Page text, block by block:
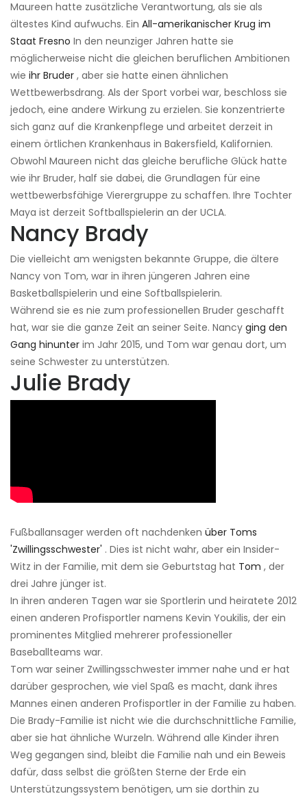
Maureen hatte zusätzliche Verantwortung, als sie als
ältestes Kind aufwuchs. Ein All-amerikanischer Krug im
Staat Fresno In den neunziger Jahren hatte sie
möglicherweise nicht die gleichen beruflichen Ambitionen
wie ihr Bruder , aber sie hatte einen ähnlichen
Wettbewerbsdrang. Als der Sport vorbei war, beschloss sie
jedoch, eine andere Wirkung zu erzielen. Sie konzentrierte
sich ganz auf die Krankenpflege und arbeitet derzeit in
einem örtlichen Krankenhaus in Bakersfield, Kalifornien.
Obwohl Maureen nicht das gleiche berufliche Glück hatte
wie ihr Bruder, half sie dabei, die Grundlagen für eine
wettbewerbsfähige Vierergruppe zu schaffen. Ihre Tochter
Maya ist derzeit Softballspielerin an der UCLA.
Nancy Brady
Die vielleicht am wenigsten bekannte Gruppe, die ältere
Nancy von Tom, war in ihren jüngeren Jahren eine
Basketballspielerin und eine Softballspielerin.
Während sie es nie zum professionellen Bruder geschafft
hat, war sie die ganze Zeit an seiner Seite. Nancy ging den
Gang hinunter im Jahr 2015, und Tom war genau dort, um
seine Schwester zu unterstützen.
Julie Brady
Fußballansager werden oft nachdenken über Toms
'Zwillingsschwester' . Dies ist nicht wahr, aber ein Insider-
Witz in der Familie, mit dem sie Geburtstag hat Tom , der
drei Jahre jünger ist.
In ihren anderen Tagen war sie Sportlerin und heiratete 2012
einen anderen Profisportler namens Kevin Youkilis, der ein
prominentes Mitglied mehrerer professioneller
Baseballteams war.
Tom war seiner Zwillingsschwester immer nahe und er hat
darüber gesprochen, wie viel Spaß es macht, dank ihres
Mannes einen anderen Profisportler in der Familie zu haben.
Die Brady-Familie ist nicht wie die durchschnittliche Familie,
aber sie hat ähnliche Wurzeln. Während alle Kinder ihren
Weg gegangen sind, bleibt die Familie nah und ein Beweis
dafür, dass selbst die größten Sterne der Erde ein
Unterstützungssystem benötigen, um sie dorthin zu